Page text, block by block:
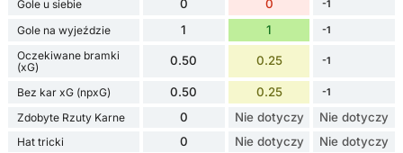
Gole u siebie 0 0 -1
Gole na wyjeździe 1 1 -1
Oczekiwane bramki
(xG)
0.50 0.25 -1
Bez kar xG (npxG) 0.50 0.25 -1
Zdobyte Rzuty Karne 0 Nie dotyczy Nie dotyczy
Hat tricki 0 Nie dotyczy Nie dotyczy